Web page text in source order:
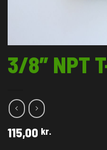
3/8″ NPT
115,00 kr.